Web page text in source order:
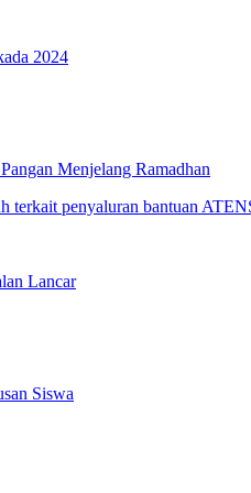
2024
Menjelang Ramadhan
Lancar
Siswa